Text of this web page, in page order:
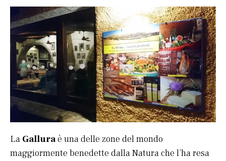
La Galluraè una delle zone del mondo
maggiormente benedette dalla Natura che l’ha resa